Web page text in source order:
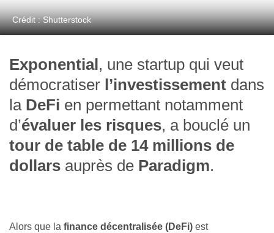
Crédit : Shutterstock
Exponential , une startup qui veut
démocratiser l’investissement dans
la DeFi en permettant notamment
d’évaluer les risques, a bouclé un
tour de table de 14 millions de
dollars auprès de Paradigm.
Alors que la finance décentralisée (DeFi) est